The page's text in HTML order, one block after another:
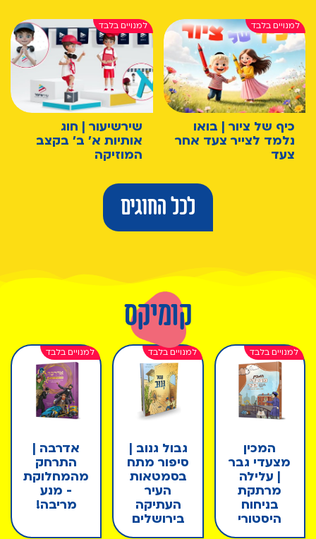
כיף של ציור | בואו
נלמד לצייר צעד אחר
צעד
שירשיעור | חוג
אותיות א' ב' בקצב
המוזיקה
לכל החוגים
קומיקס
המכין
מצעדי גבר
| עלילה
מרתקת
בניחוח
היסטורי
גבול גנוב |
סיפור מתח
בסמטאות
העיר
העתיקה
בירושלים
אדרבה |
התרחק
מהמחלוקת
- מנע
מריבה!